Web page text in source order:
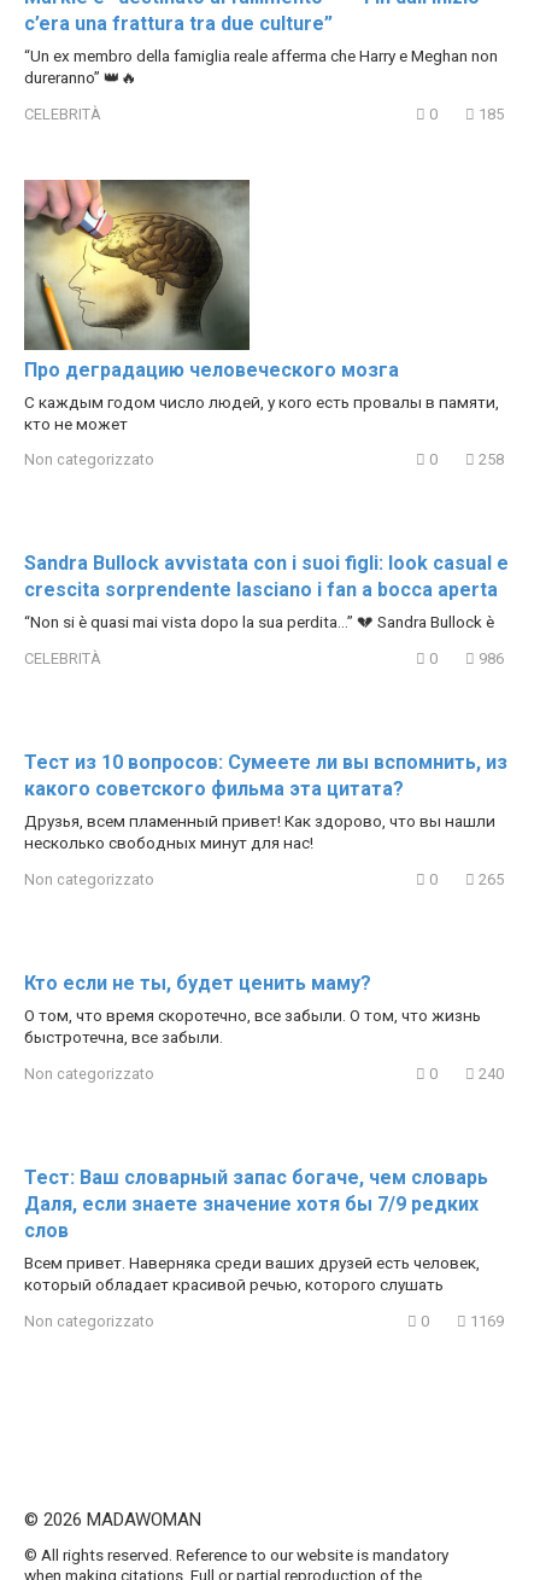
c’era una frattura tra due culture”
“Un ex membro della famiglia reale afferma che Harry e Meghan non
dureranno” 👑🔥
CELEBRITÀ 0 185
Про деградацию человеческого мозга
С каждым годом число людей, у кого есть провалы в памяти,
кто не может
Non categorizzato 0 258
Sandra Bullock avvistata con i suoi figli: look casual e
crescita sorprendente lasciano i fan a bocca aperta
“Non si è quasi mai vista dopo la sua perdita…” 💔 Sandra Bullock è
CELEBRITÀ 0 986
Тест из 10 вопросов: Сумеете ли вы вспомнить, из
какого советского фильма эта цитата?
Друзья, всем пламенный привет! Как здорово, что вы нашли
несколько свободных минут для нас!
Non categorizzato 0 265
Кто если не ты, будет ценить маму?
О том, что время скоротечно, все забыли. О том, что жизнь
быстротечна, все забыли.
Non categorizzato 0 240
Тест: Ваш словарный запас богаче, чем словарь
Даля, если знаете значение хотя бы 7/9 редких
слов
Всем привет. Наверняка среди ваших друзей есть человек,
который обладает красивой речью, которого слушать
Non categorizzato 0 1169
© 2026 MADAWOMAN
© All rights reserved. Reference to our website is mandatory
when making citations. Full or partial reproduction of the